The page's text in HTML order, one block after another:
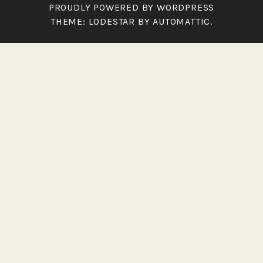
PROUDLY POWERED BY WORDPRESS
THEME: LODESTAR BYAUTOMATTIC.